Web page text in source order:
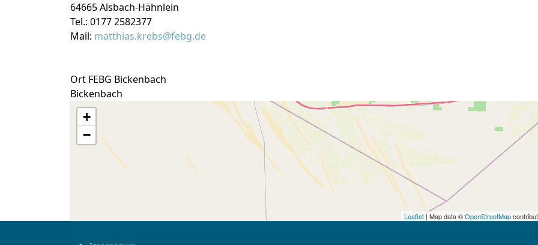
64665 Alsbach-Hähnlein
Tel.: 0177 2582377
Mail: matthias.krebs@febg.de
Ort FEBG Bickenbach
Bickenbach
+
−
Leaflet| Map data ©OpenStreetMap